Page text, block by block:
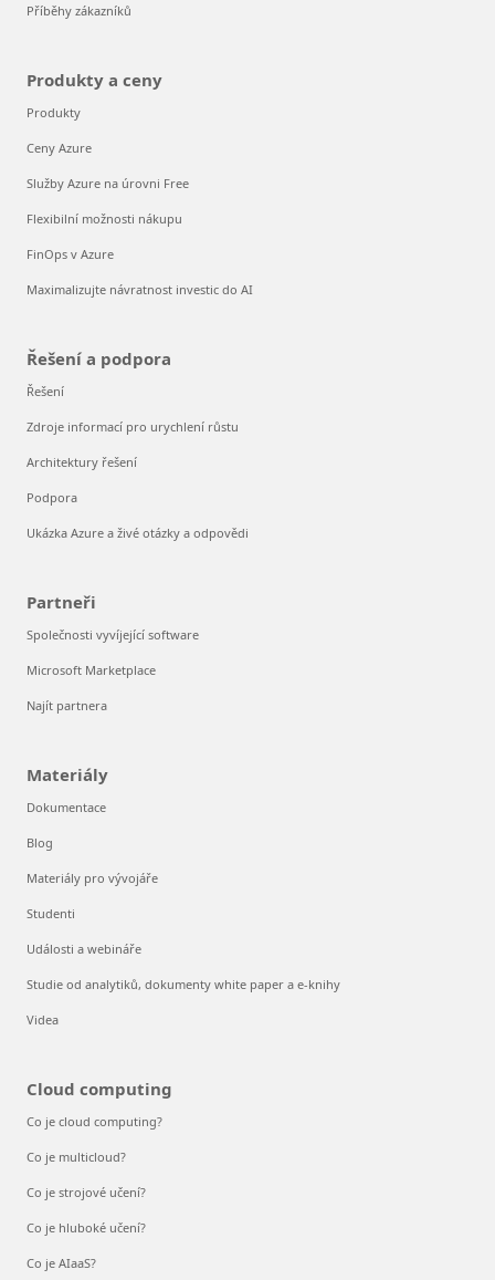
Příběhy zákazníků
Produkty a ceny
Produkty
Ceny Azure
Služby Azure na úrovni Free
Flexibilní možnosti nákupu
FinOps v Azure
Maximalizujte návratnost investic do AI
Řešení a podpora
Řešení
Zdroje informací pro urychlení růstu
Architektury řešení
Podpora
Ukázka Azure a živé otázky a odpovědi
Partneři
Společnosti vyvíjející software
Microsoft Marketplace
Najít partnera
Materiály
Dokumentace
Blog
Materiály pro vývojáře
Studenti
Události a webináře
Studie od analytiků, dokumenty white paper a e-knihy
Videa
Cloud computing
Co je cloud computing?
Co je multicloud?
Co je strojové učení?
Co je hluboké učení?
Co je AIaaS?